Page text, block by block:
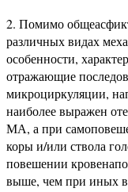
2. Помимо
различных видах
особенности,
отражающие
микроциркуляции,
наиболее выражен
МА, а при
коры и/или ствола
повешении
выше, чем при иных